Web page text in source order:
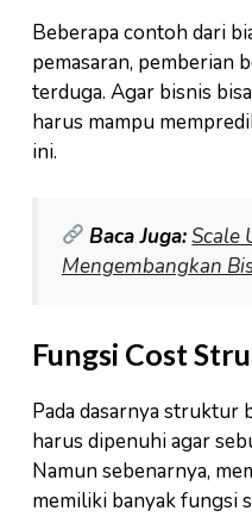
Beberapa contoh dari
pemasaran, pemberian
terduga. Agar bisnis
harus mampu
ini.
Baca Juga:Scale
Mengembangkan
Fungsi Cost
Pada dasarnya struktur
harus dipenuhi agar
Namun sebenarnya,
memiliki banyak fungsi